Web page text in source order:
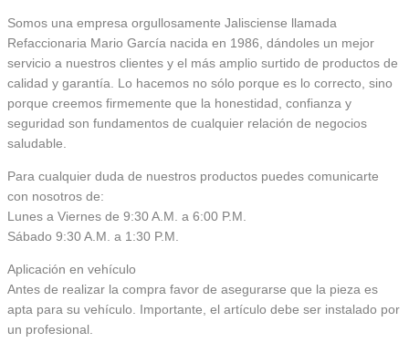
Somos una empresa orgullosamente Jalisciense llamada
Refaccionaria Mario García nacida en 1986, dándoles un mejor
servicio a nuestros clientes y el más amplio surtido de productos de
calidad y garantía. Lo hacemos no sólo porque es lo correcto, sino
porque creemos firmemente que la honestidad, confianza y
seguridad son fundamentos de cualquier relación de negocios
saludable.
Para cualquier duda de nuestros productos puedes comunicarte
con nosotros de:
Lunes a Viernes de 9:30 A.M. a 6:00 P.M.
Sábado 9:30 A.M. a 1:30 P.M.
Aplicación en vehículo
Antes de realizar la compra favor de asegurarse que la pieza es
apta para su vehículo. Importante, el artículo debe ser instalado por
un profesional.